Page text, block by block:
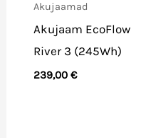
Akujaamad
Akujaam EcoFlow
River 3 (245Wh)
239,00 €